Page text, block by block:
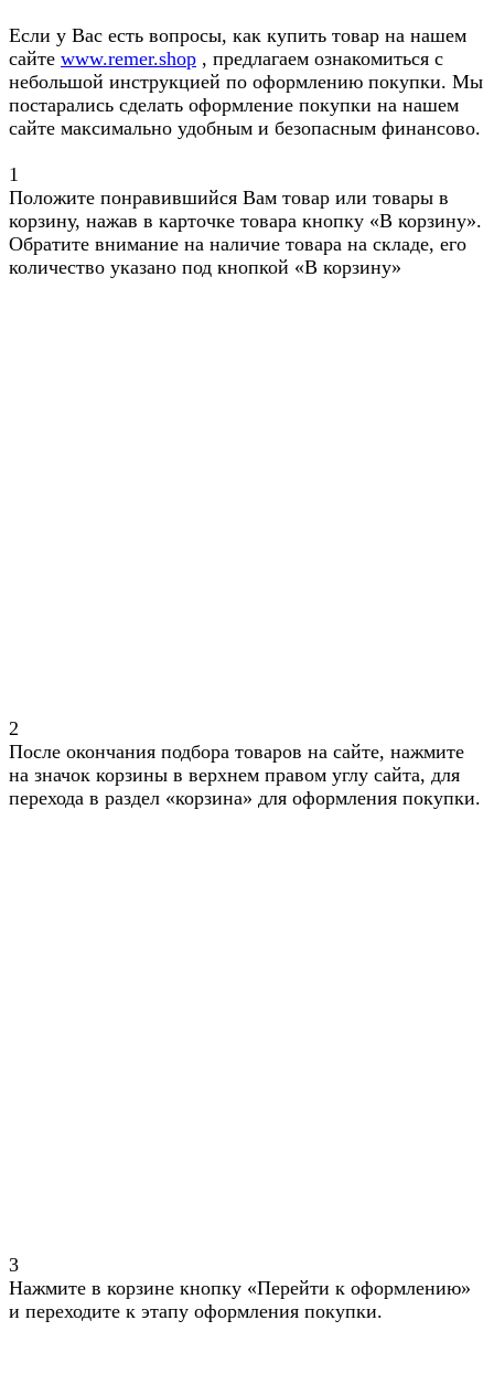
Если у Вас есть вопросы, как купить товар на нашем
сайте www.remer.shop , предлагаем ознакомиться с
небольшой инструкцией по оформлению покупки. Мы
постарались сделать оформление покупки на нашем
сайте максимально удобным и безопасным финансово.
1
Положите понравившийся Вам товар или товары в
корзину, нажав в карточке товара кнопку «В корзину».
Обратите внимание на наличие товара на складе, его
количество указано под кнопкой «В корзину»
2
После окончания подбора товаров на сайте, нажмите
на значок корзины в верхнем правом углу сайта, для
перехода в раздел «корзина» для оформления покупки.
3
Нажмите в корзине кнопку «Перейти к оформлению»
и переходите к этапу оформления покупки.